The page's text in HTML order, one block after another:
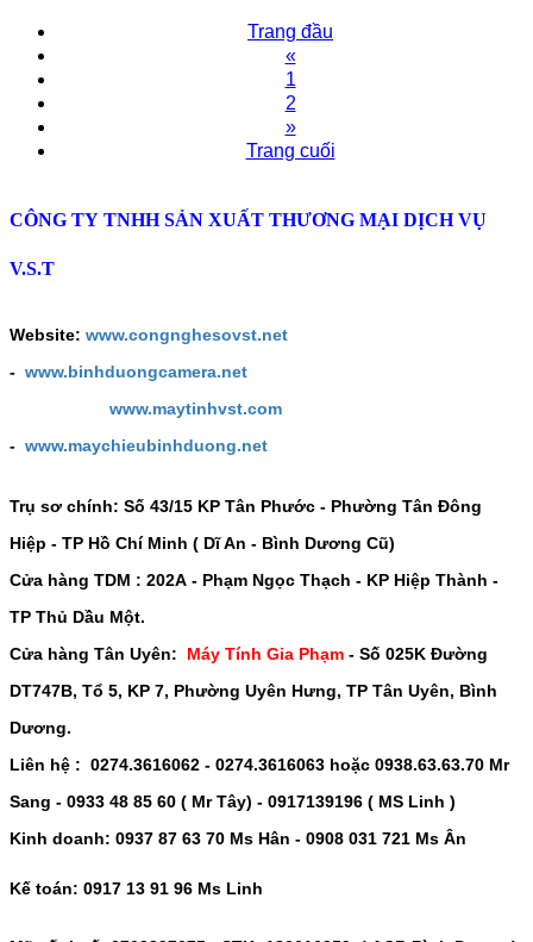
Trang đầu
«
1
2
»
Trang cuối
CÔNG TY TNHH SẢN XUẤT THƯƠNG MẠI DỊCH VỤ
V.S.T
Website: www.congnghesovst.net
- www.binhduongcamera.net
www.maytinhvst.com
- www.maychieubinhduong.net
Trụ sơ chính: Số 43/15 KP Tân Phước - Phường Tân Đông
Hiệp - TP Hồ Chí Minh ( Dĩ An - Bình Dương Cũ)
Cửa hàng TDM : 202A - Phạm Ngọc Thạch - KP Hiệp Thành -
TP Thủ Dầu Một.
Cửa hàng Tân Uyên:
Máy Tính Gia Phạm - Số 025K Đường
DT747B, Tổ 5, KP 7, Phường Uyên Hưng, TP Tân Uyên, Bình
Dương.
Liên hệ : 0274.3616062 - 0274.3616063 hoặc 0938.63.63.70 Mr
Sang - 0933 48 85 60 ( Mr Tây) - 0917139196 ( MS Linh )
Kinh doanh: 0937 87 63 70 Ms Hân - 0908 031 721 Ms Ân
Kế toán: 0917 13 91 96 Ms Linh